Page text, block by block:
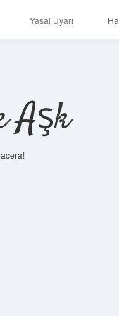
Yasal Uyarı
Aşk